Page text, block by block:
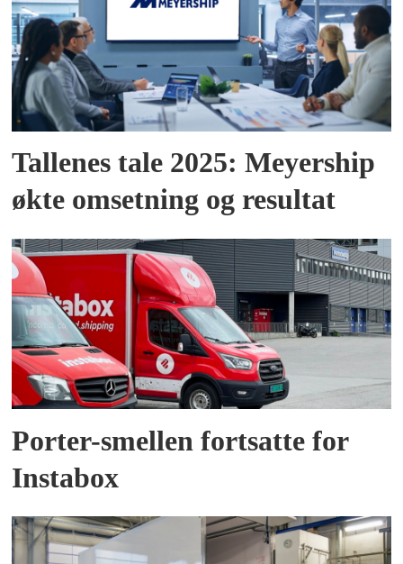
Tallenes tale 2025: Meyership
økte omsetning og resultat
Porter-smellen fortsatte for
Instabox